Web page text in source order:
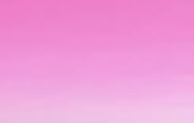
– jetzt ✓Hypnose,